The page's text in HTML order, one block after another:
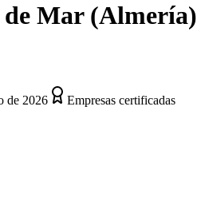
de Mar(Almería)
de 2026
Empresas certificadas